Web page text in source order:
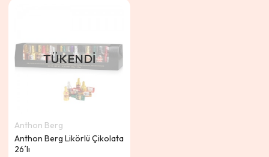
TÜKENDI
Anthon Berg
Anthon Berg Likörlü Çikolata
26´lı